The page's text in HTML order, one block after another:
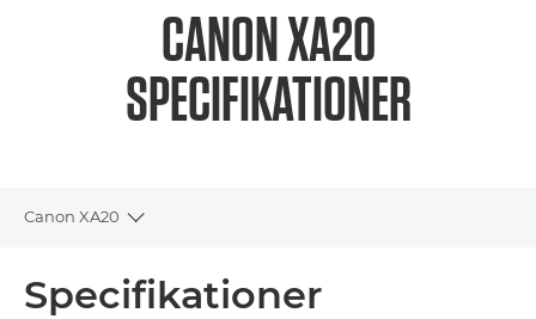
CANON XA20
SPECIFIKATIONER
Canon XA20
Toggle breadcrumbs
Specifikationer